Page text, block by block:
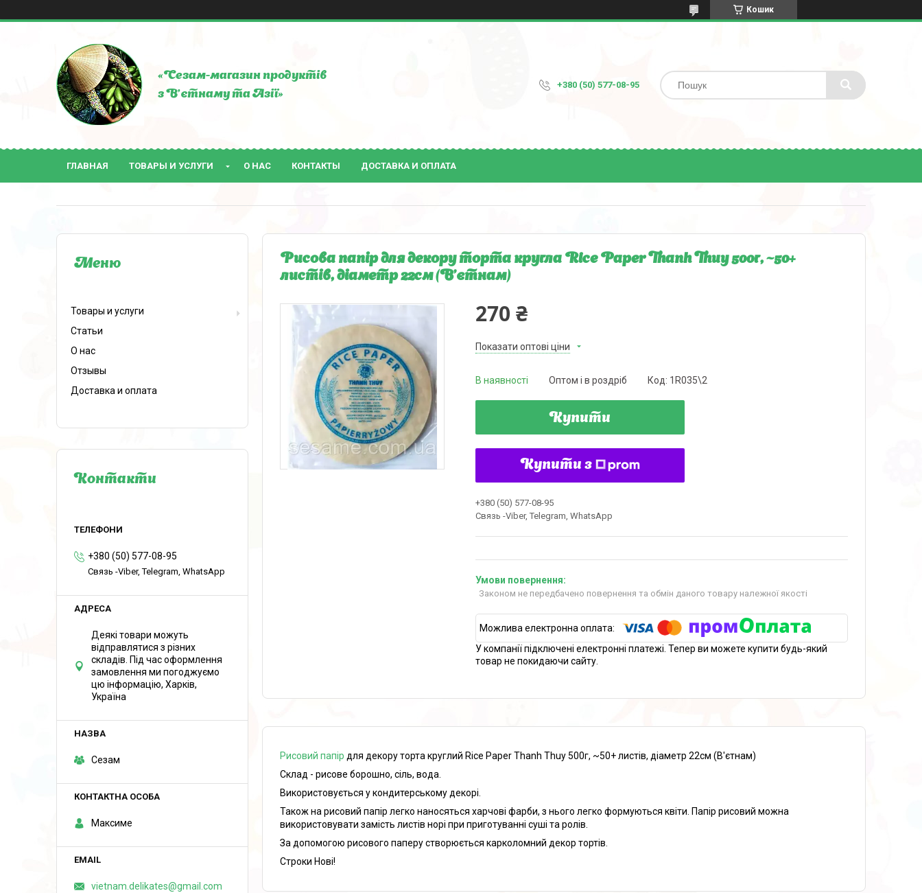
Кошик
«Сезам-магазин продуктів
з В'єтнаму та Азії»
+380 (50) 577-08-95
ГЛАВНАЯ ТОВАРЫ И УСЛУГИ О НАС КОНТАКТЫ ДОСТАВКА И ОПЛАТА
Рисова папір для декору торта кругла Rice Paper Thanh Thuy 500г, ~50+
листів, діаметр 22см (В'єтнам)
270 ₴
Показати оптові ціни
В наявності Оптом і в роздріб Код: 1R035\2
Купити
Купити з
+380 (50) 577-08-95
Связь -Viber, Telegram, WhatsApp
Законом не передбачено повернення та обмін даного товару належної якості
У компанії підключені електронні платежі. Тепер ви можете купити будь-який
товар не покидаючи сайту.
Рисовий папір для декору торта круглий Rice Paper Thanh Thuy 500г, ~50+ листів, діаметр 22см (В'єтнам)
Склад - рисове борошно, сіль, вода.
Використовується у кондитерському декорі.
Також на рисовий папір легко наносяться харчові фарби, з нього легко формуються квіти. Папір рисовий можна
використовувати замість листів норі при приготуванні суші та ролів.
За допомогою рисового паперу створюється карколомний декор тортів.
Строки Нові!
Товары и услуги
Статьи
О нас
Отзывы
Доставка и оплата
Контакти
+380 (50) 577-08-95
Связь -Viber, Telegram, WhatsApp
Деякі товари можуть
відправлятися з різних
складів. Під час оформлення
замовлення ми погоджуємо
цю інформацію, Харків,
Україна
Сезам
Максиме
vietnam.delikates@gmail.com